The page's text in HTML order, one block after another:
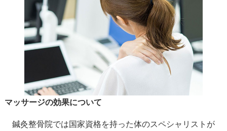
マッサージの効果について
鍼灸整骨院では国家資格を持った体のスペシャリストが